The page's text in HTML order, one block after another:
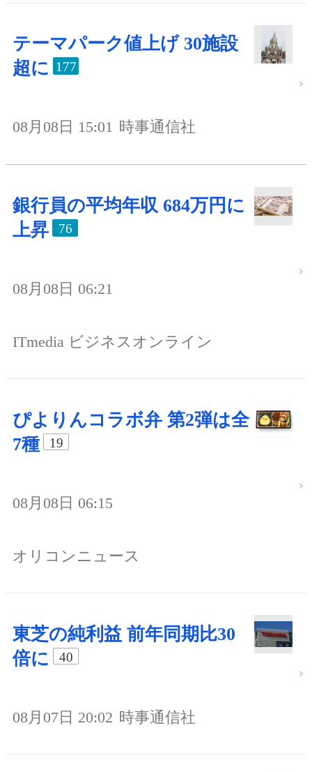
テーマパーク値上げ 30施設
超に 177
08月08日 15:01 時事通信社
銀行員の平均年収 684万円に
上昇
76
08月08日 06:21
ITmedia ビジネスオンライン
ぴよりんコラボ弁 第2弾は全
7種
19
08月08日 06:15
オリコンニュース
東芝の純利益 前年同期比30
倍に
40
08月07日 20:02 時事通信社